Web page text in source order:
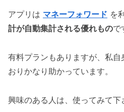
アプリは マネーフォワード を
計が自動集計される優れもので
有料プランもありますが、私
おりかなり助かっています。
興味のある人は、使ってみて下